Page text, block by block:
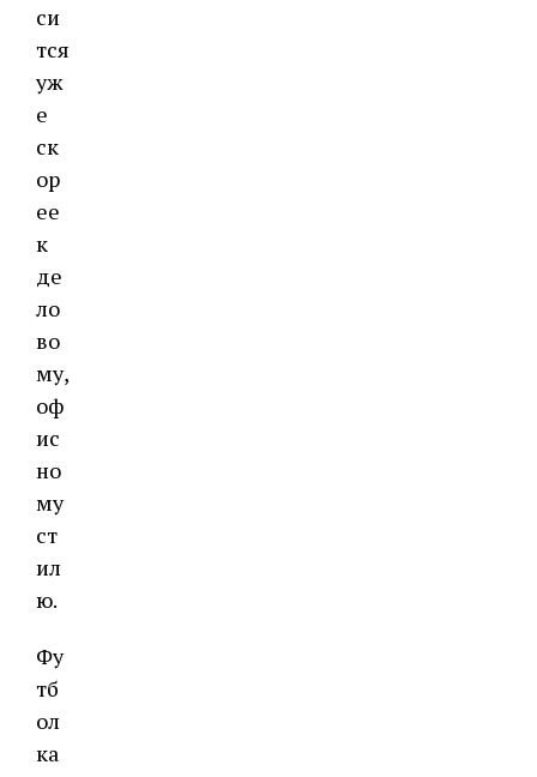
си
тся
уж
е
ск
ор
ее
к
де
ло
во
му,
оф
ис
но
му
ст
ил
ю.
Фу
тб
ол
ка